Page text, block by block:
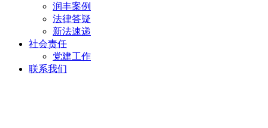
润丰案例
法律答疑
新法速递
社会责任
党建工作
联系我们